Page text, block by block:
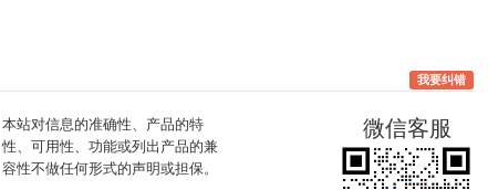
我要纠错
本站对信息的准确性、产品的特
性、可用性、功能或列出产品的兼
容性不做任何形式的声明或担保。
微信客服